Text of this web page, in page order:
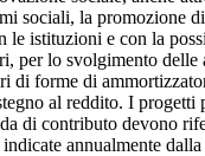
sociali, la promozione
le istituzioni e con la
per lo svolgimento delle
di forme di
al reddito. I progetti
di contributo devono
annualmente